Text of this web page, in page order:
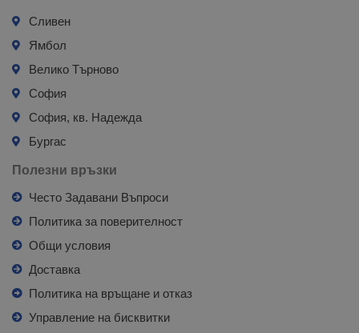
Сливен
Ямбол
Велико Търново
София
София, кв. Надежда
Бургас
Полезни връзки
Често Задавани Въпроси
Политика за поверителност
Общи условия
Доставка
Политика на връщане и отказ
Управление на бисквитки